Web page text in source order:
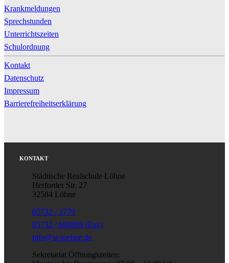
Krankmeldungen
Sprechstunden
Unterrichtszeiten
Schulordnung
Kontakt
Datenschutz
Impressum
Barrierefreiheitserklärung
KONTAKT
Städtische Realschule Löhne
Herforder Str. 27
32584 Löhne
05732 / 3779
05732 / 689809 (Fax)
info@sr-loehne.de
Sekretariat Öffnungszeiten: